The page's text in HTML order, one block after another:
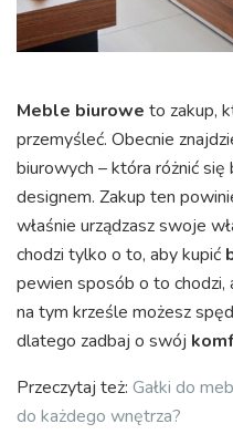
Meble biurowe to zakup,
przemyśleć. Obecnie
biurowych – która różnić się
designem. Zakup ten
właśnie urządzasz swoje
chodzi tylko o to, aby kupić
pewien sposób o to chodzi,
na tym krześle możesz
dlatego zadbaj o swój
Przeczytaj też: Gałki do
do każdego wnętrza?